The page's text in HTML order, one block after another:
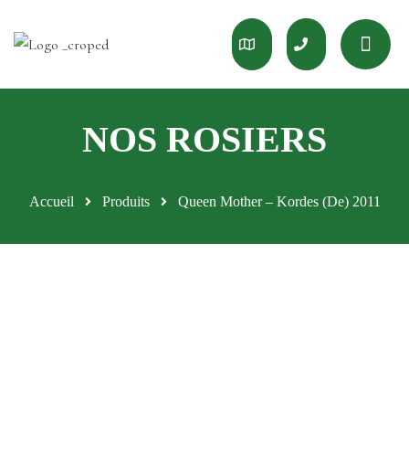
Accueil Produits Queen Mother – Kordes (De) 2011